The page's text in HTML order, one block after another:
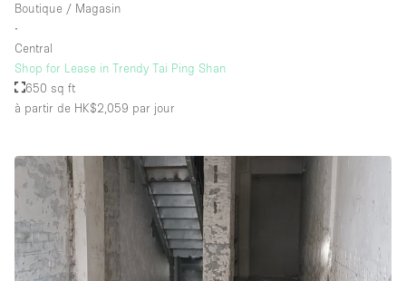
Boutique / Magasin
∙
Central
Shop for Lease in Trendy Tai Ping Shan
650 sq ft
à partir de HK$2,059 par jour